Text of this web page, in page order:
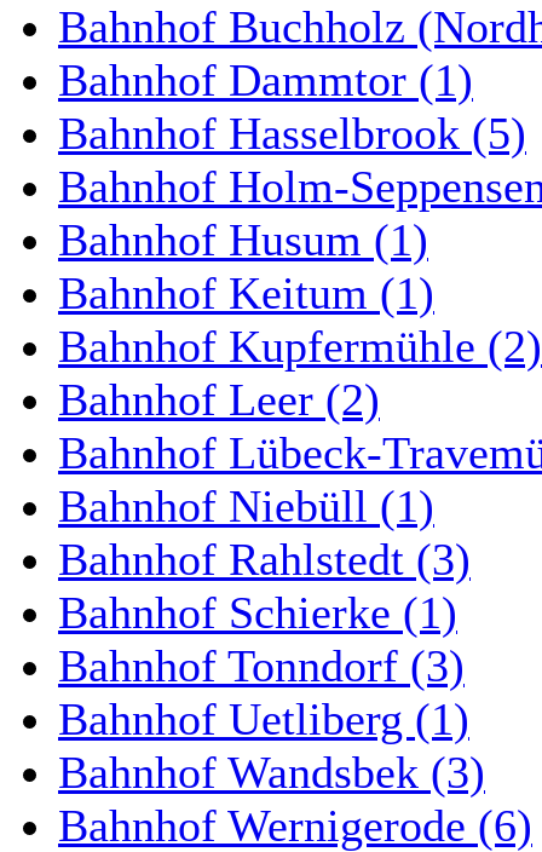
Bahnhof Buchholz
Bahnhof Dammtor (1)
Bahnhof Hasselbrook (5)
Bahnhof Holm-
Bahnhof Husum (1)
Bahnhof Keitum (1)
Bahnhof Kupfermühle (2)
Bahnhof Leer (2)
Bahnhof Lübeck-
Bahnhof Niebüll (1)
Bahnhof Rahlstedt (3)
Bahnhof Schierke (1)
Bahnhof Tonndorf (3)
Bahnhof Uetliberg (1)
Bahnhof Wandsbek (3)
Bahnhof Wernigerode (6)